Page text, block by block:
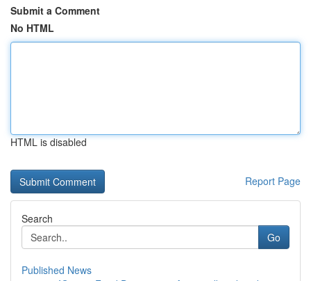
Submit a Comment
No HTML
HTML is disabled
Report Page
Search
Go
Published News